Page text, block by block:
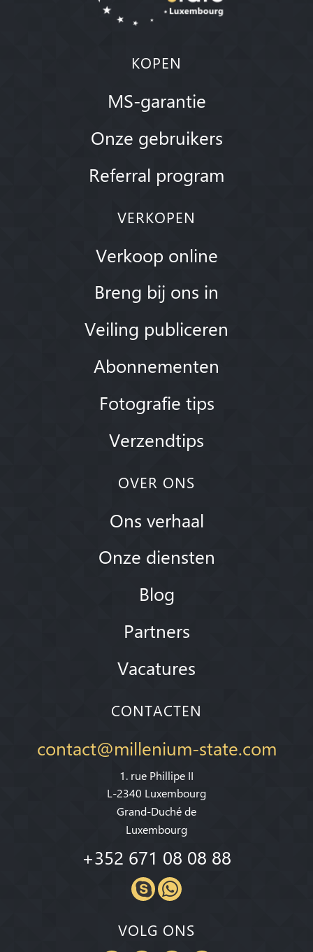
KOPEN
MS-garantie
Onze gebruikers
Referral program
VERKOPEN
Verkoop online
Breng bij ons in
Veiling publiceren
Abonnementen
Fotografie tips
Verzendtips
OVER ONS
Ons verhaal
Onze diensten
Blog
Partners
Vacatures
CONTACTEN
contact@millenium-state.com
1. rue Phillipe II
L-2340 Luxembourg
Grand-Duché de
Luxembourg
+352 671 08 08 88
VOLG ONS